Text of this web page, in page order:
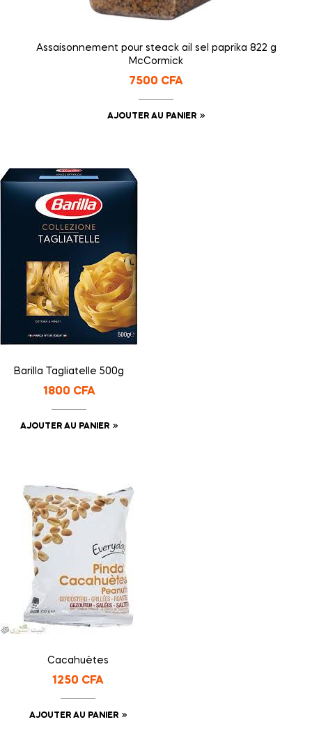
Assaisonnement pour steack ail sel paprika 822 g
McCormick
7500 CFA
AJOUTER AU PANIER
Barilla Tagliatelle 500g
1800 CFA
AJOUTER AU PANIER
Cacahuètes
1250 CFA
AJOUTER AU PANIER